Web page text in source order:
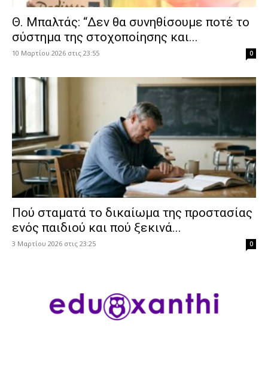
Θ. Μπαλτάς: “Δεν θα συνηθίσουμε ποτέ το
σύστημα της στοχοποίησης και...
10 Μαρτίου 2026 στις 23:55 0
Πού σταματά το δικαίωμα της προστασίας
ενός παιδιού και πού ξεκινά...
3 Μαρτίου 2026 στις 23:25 0